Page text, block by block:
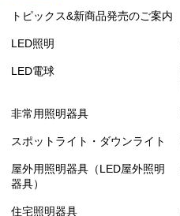
トピックス&新商品発売のご案内
LED照明
LED電球
非常用照明器具
スポットライト・ダウンライト
屋外用照明器具（LED屋外照明
器具）
住宅照明器具